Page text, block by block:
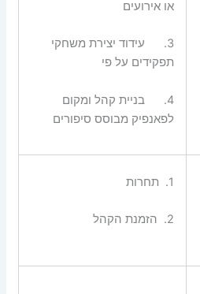
או אירועים
3.
עידוד יצירת משחקי
תפקידים על פי
4.
בניית קהל ומקום
לפאנפיק מבוסס סיפורים
1. תחרות
2. הזמנת הקהל